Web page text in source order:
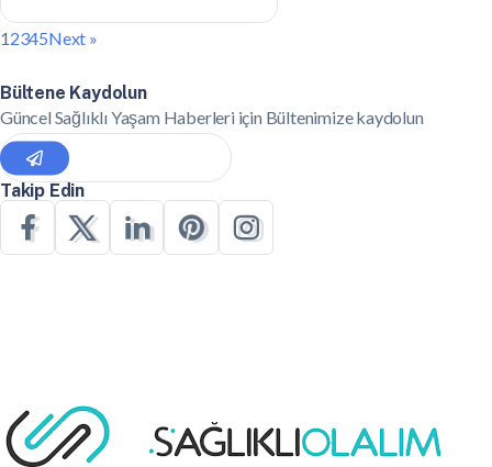
12345Next »
Bültene Kaydolun
Güncel Sağlıklı Yaşam Haberleri için Bültenimize kaydolun
Takip Edin